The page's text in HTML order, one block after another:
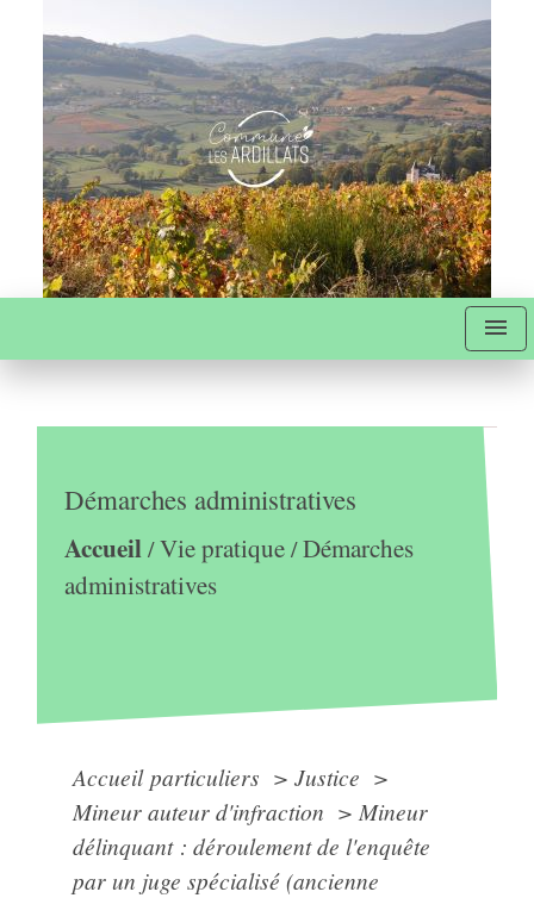
menu
Démarches administratives
Accueil/Vie pratique/Démarches
administratives
Accueil particuliers > Justice >
Mineur auteur d'infraction > Mineur
délinquant : déroulement de l'enquête
par un juge spécialisé (ancienne